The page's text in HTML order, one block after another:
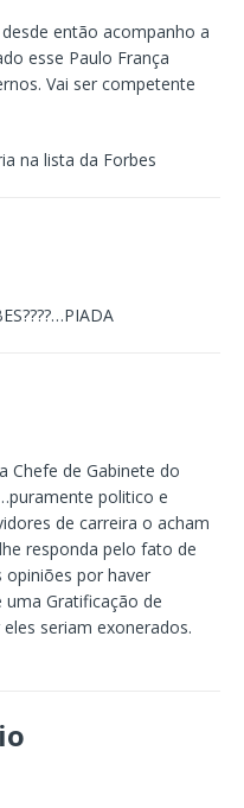
então acompanho a
esse Paulo França
Vai ser competente
na lista da Forbes
Chefe de Gabinete do
politico e
de carreira o acham
responda pelo fato de
por haver
Gratificação de
seriam exonerados.